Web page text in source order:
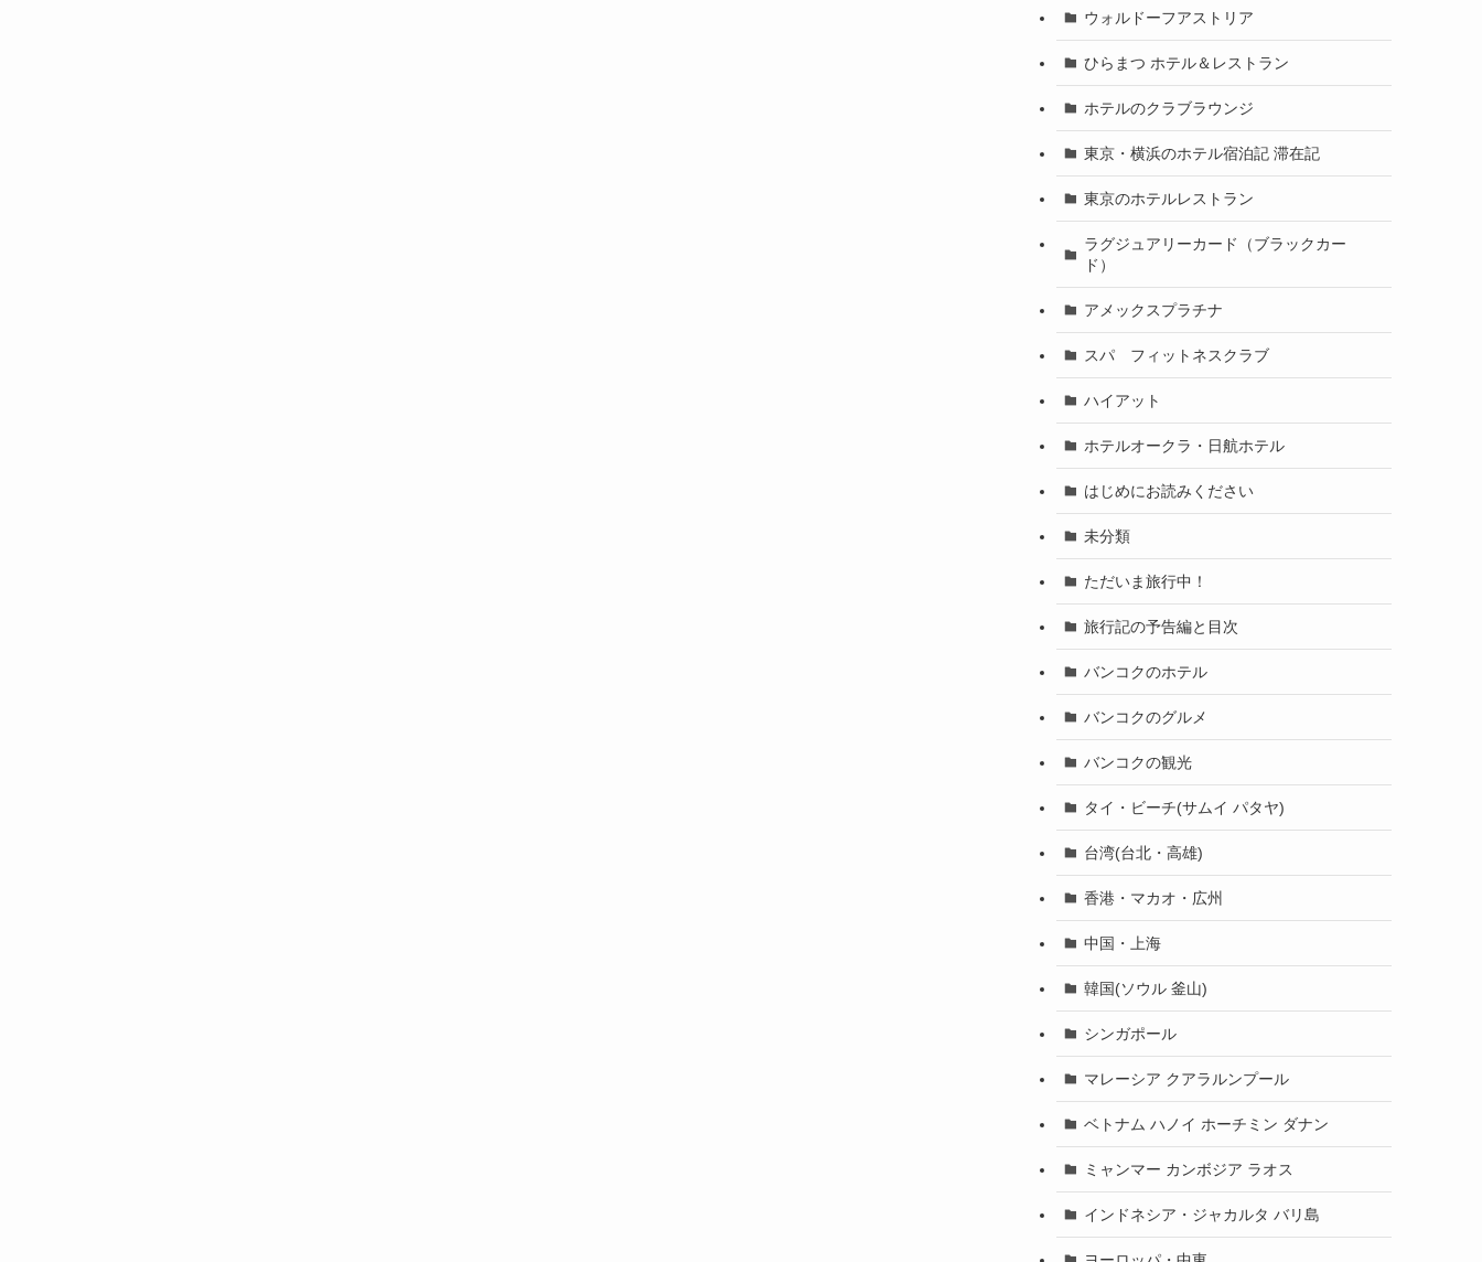
ウォルドーフアストリア
ひらまつ ホテル＆レストラン
ホテルのクラブラウンジ
東京・横浜のホテル宿泊記 滞在記
東京のホテルレストラン
ラグジュアリーカード（ブラックカー
ド）
アメックスプラチナ
スパ フィットネスクラブ
ハイアット
ホテルオークラ・日航ホテル
はじめにお読みください
未分類
ただいま旅行中！
旅行記の予告編と目次
バンコクのホテル
バンコクのグルメ
バンコクの観光
タイ・ビーチ(サムイ パタヤ)
台湾(台北・高雄)
香港・マカオ・広州
中国・上海
韓国(ソウル 釜山)
シンガポール
マレーシア クアラルンプール
ベトナム ハノイ ホーチミン ダナン
ミャンマー カンボジア ラオス
インドネシア・ジャカルタ バリ島